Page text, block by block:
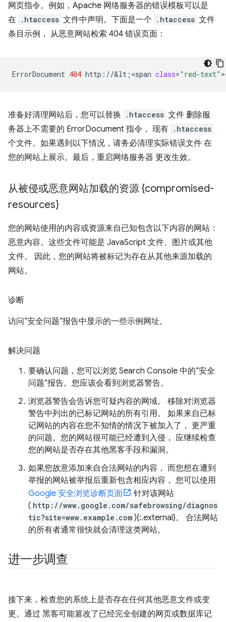
网页指令。例如，Apache 网络服务器的错误模板可以是
在 .htaccess 文件中声明。下面是一个 .htaccess 文件
条目示例， 从恶意网站检索 404 错误页面：
ErrorDocument 404 http://&lt ; <span class="red-text"
准备好清理网站后，您可以替换 .htaccess 文件 删除服
务器上不需要的 ErrorDocument 指令， 现有 .htaccess
个文件。如果遇到以下情况，请务必清理实际错误文件 在
您的网站上展示。最后，重启网络服务器 更改生效。
从被侵或恶意网站加载的资源 {compromised-
resources}
您的网站使用的内容或资源来自已知包含以下内容的网站：
恶意内容。这些文件可能是 JavaScript 文件、图片或其他
文件。 因此，您的网站将被标记为存在从其他来源加载的
网站。
诊断
访问“安全问题”报告中显示的一些示例网址。
解决问题
要确认问题，您可以浏览 Search Console 中的“安全
问题”报告。您应该会看到浏览器警告。
浏览器警告会告诉您可疑内容的网域。 移除对浏览器
警告中列出的已标记网站的所有引用。 如果来自已标
记网站的内容在您不知情的情况下被加入了， 更严重
的问题。您的网站很可能已经遭到入侵， 应继续检查
您的网站是否存在其他黑客手段和漏洞。
如果您故意添加来自合法网站的内容， 而您想在遭到
举报的网站被举报后重新包含相应内容， 您可以使用
Google 安全浏览诊断页面
针对该网站
( http://www.google.com/safebrowsing/diagnos
tic?site=www.example.com ){:.external}。 合法网站
的所有者通常很快就会清理这类网站。
进一步调查
接下来，检查您的系统上是否存在任何其他恶意文件或变
更。通过 黑客可能篡改了已经完全创建的网页或数据库记